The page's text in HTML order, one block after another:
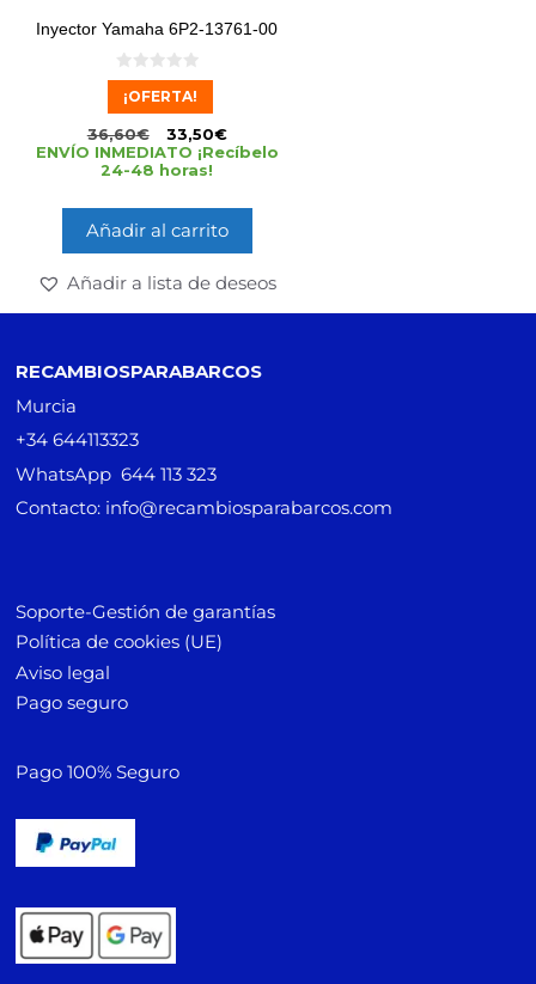
Inyector Yamaha 6P2-13761-00
0
e
¡OFERTA!
36,60€ 33,50€
ENVÍO INMEDIATO ¡Recíbelo
24-48 horas!
Añadir al carrito
Añadir a lista de deseos
RECAMBIOSPARABARCOS
Murcia
+34 644113323
WhatsApp 644 113 323
Contacto: info@recambiosparabarcos.com
Soporte-Gestión de garantías
Política de cookies (UE)
Aviso legal
Pago seguro
Pago 100% Seguro